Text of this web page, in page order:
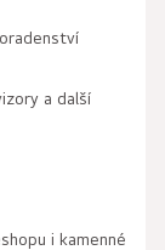
a další
i kamenné